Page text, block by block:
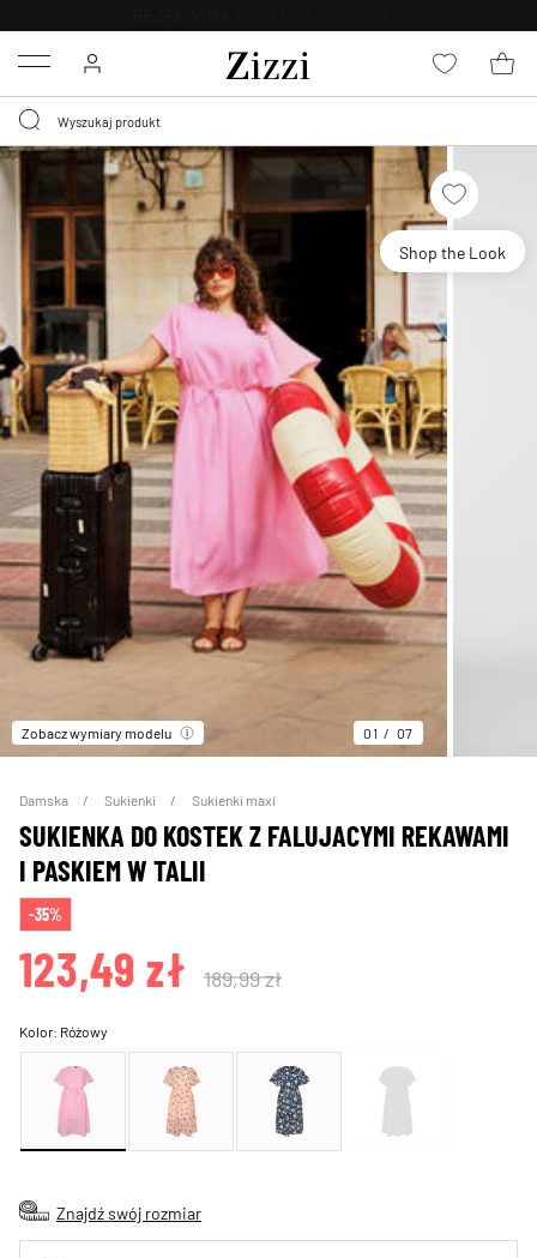
Menu
Shop the Look
Zobacz wymiary modelu 01 07
Damska Sukienki Sukienki maxi
SUKIENKA DO KOSTEK Z FALUJACYMI REKAWAMI
I PASKIEM W TALII
-35%
123,49 zł 189,99 zł
Kolor: Różowy
Znajdź swój rozmiar